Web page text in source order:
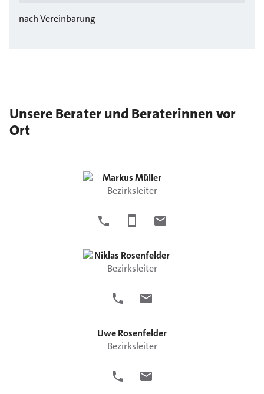
nach Vereinbarung
Unsere Berater und Beraterinnen vor
Ort
MarkusMüller
Bezirksleiter
Niklas Rosenfelder
Bezirksleiter
UweRosenfelder
Bezirksleiter